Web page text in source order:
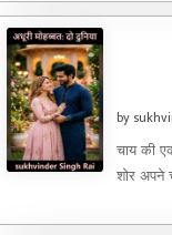
by
चाय की
शोर अपने